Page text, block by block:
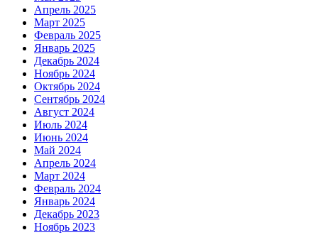
Апрель 2025
Март 2025
Февраль 2025
Январь 2025
Декабрь 2024
Ноябрь 2024
Октябрь 2024
Сентябрь 2024
Август 2024
Июль 2024
Июнь 2024
Май 2024
Апрель 2024
Март 2024
Февраль 2024
Январь 2024
Декабрь 2023
Ноябрь 2023